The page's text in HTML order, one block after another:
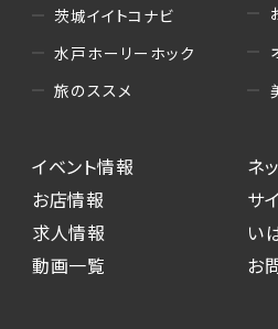
茨城イイトコナビ
水戸ホーリーホック
旅のススメ
イベント情報
お店情報
求人情報
動画一覧
ネ
サ
い
お